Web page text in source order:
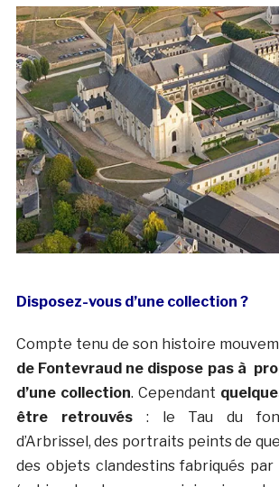
Disposez-vous d’une collection ?
Compte tenu de son histoire
de Fontevraud ne dispose pas à
d’une collection. Cependant
être retrouvés: le Tau du
d’Arbrissel, des portraits peints de
des objets clandestins fabriqués